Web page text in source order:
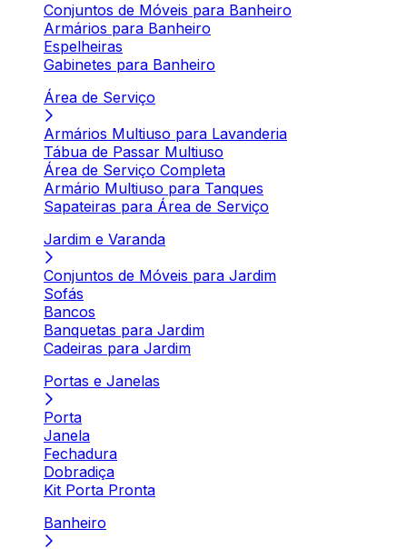
Conjuntos de Móveis para Banheiro
Armários para Banheiro
Espelheiras
Gabinetes para Banheiro
Área de Serviço
Armários Multiuso para Lavanderia
Tábua de Passar Multiuso
Área de Serviço Completa
Armário Multiuso para Tanques
Sapateiras para Área de Serviço
Jardim e Varanda
Conjuntos de Móveis para Jardim
Sofás
Bancos
Banquetas para Jardim
Cadeiras para Jardim
Portas e Janelas
Porta
Janela
Fechadura
Dobradiça
Kit Porta Pronta
Banheiro